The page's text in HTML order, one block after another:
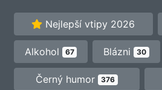
Nejlepší vtipy 2026
Alkohol 67 Blázni 30
Černý humor 376